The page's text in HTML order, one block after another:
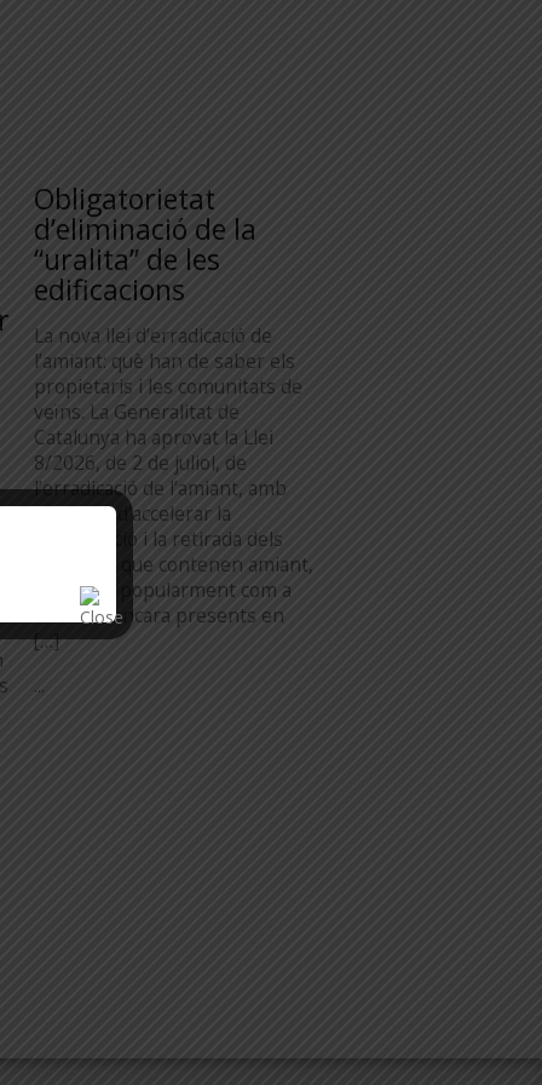
Obligatorietat
d’eliminació de la
“uralita” de les
edificacions
La nova llei d’erradicació de
l’amiant: què han de saber els
propietaris i les comunitats de
veïns. La Generalitat de
Catalunya ha aprovat la Llei
8/2026, de 2 de juliol, de
l’erradicació de l’amiant, amb
l’objectiu d’accelerar la
identificació i la retirada dels
materials que contenen amiant,
coneguts popularment com a
“uralita”, encara presents en
[…]
...